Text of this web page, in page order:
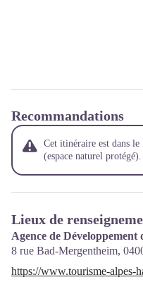
Recommandations
Cet itinéraire est dans
(espace naturel protégé).
Lieux de
Agence de Développement
8 rue Bad-Mergentheim,
https://www.tourisme-alpes-